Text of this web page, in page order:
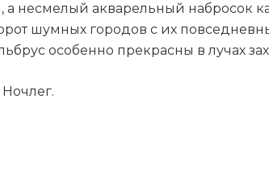
а несмелый акварельный набросок
шумных городов с их
особенно прекрасны в лучах